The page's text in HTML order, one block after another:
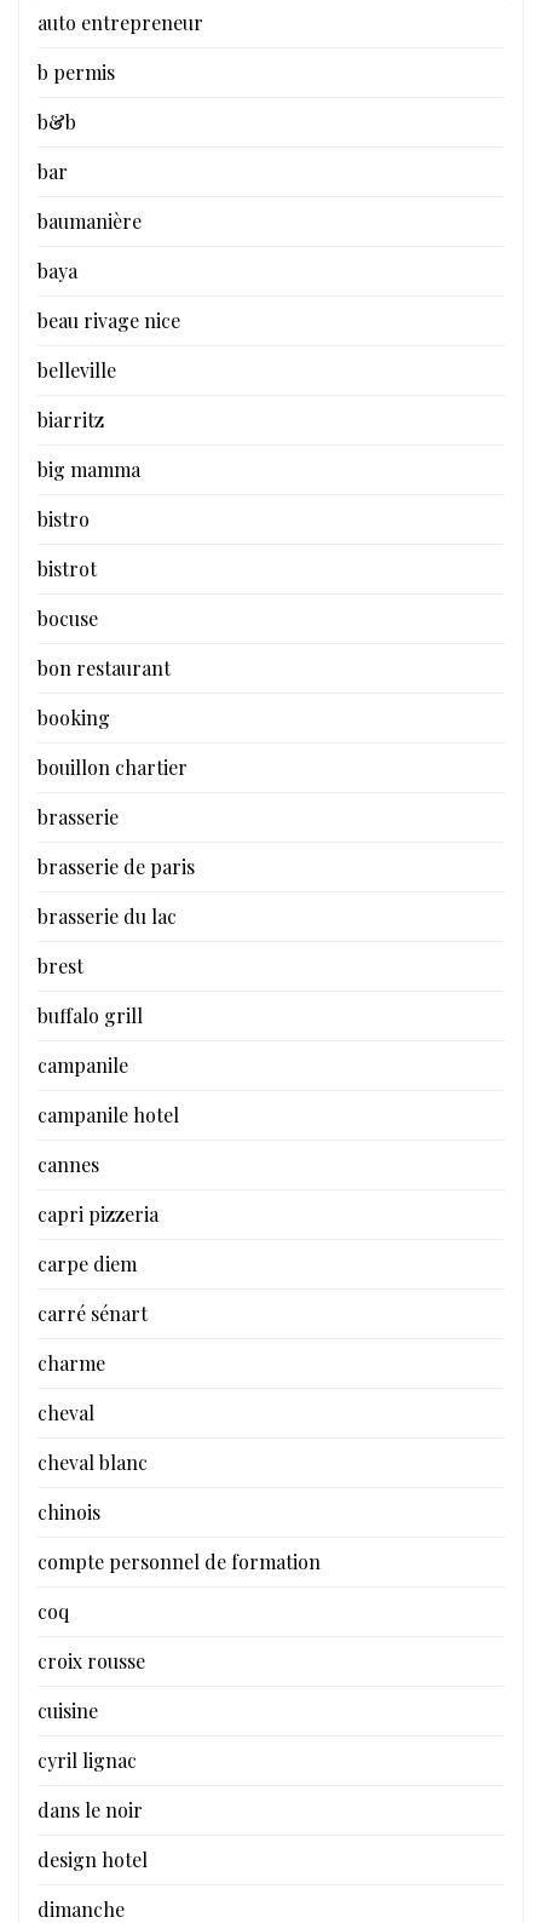
auto entrepreneur
b permis
b&b
bar
baumanière
baya
beau rivage nice
belleville
biarritz
big mamma
bistro
bistrot
bocuse
bon restaurant
booking
bouillon chartier
brasserie
brasserie de paris
brasserie du lac
brest
buffalo grill
campanile
campanile hotel
cannes
capri pizzeria
carpe diem
carré sénart
charme
cheval
cheval blanc
chinois
compte personnel de formation
coq
croix rousse
cuisine
cyril lignac
dans le noir
design hotel
dimanche